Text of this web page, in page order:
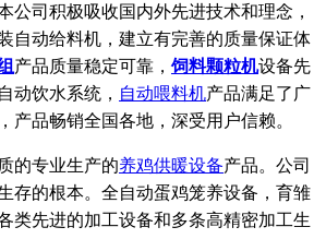
公司积极吸收国内外先进技术和理念，
自动给料机，建立有完善的质量保证体
产品质量稳定可靠，饲料颗粒机设备先
动饮水系统， 自动喂料机产品满足了广
产品畅销全国各地，深受用户信赖。
专业生产的养鸡供暖设备产品。公司
存的根本。全自动蛋鸡笼养设备，育雏
类先进的加工设备和多条高精密加工生